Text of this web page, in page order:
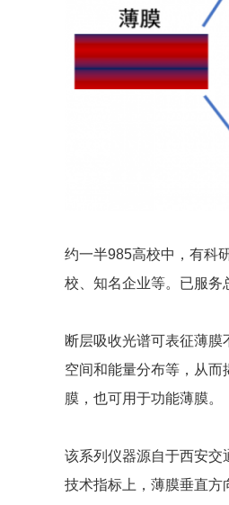
约一半985高校中，有科
校、知名企业等。已服务
断层吸收光谱可表征薄
空间和能量分布等，从
膜，也可用于功能薄膜。
该系列仪器源自于西安交
技术指标上，薄膜垂直方